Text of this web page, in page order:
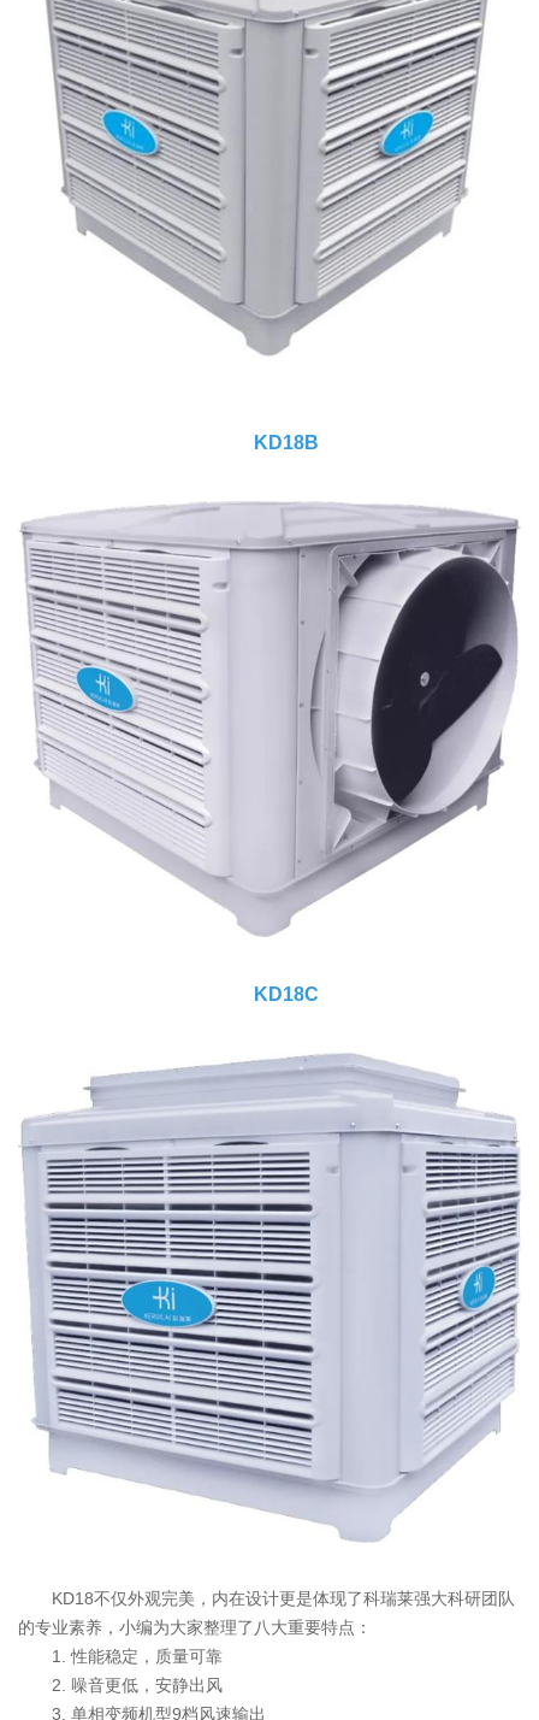
KD18B
KD18C
KD18不仅外观完美，内在设计更是体现了科瑞莱强大科研团队
的专业素养，小编为大家整理了八大重要特点：
1. 性能稳定，质量可靠
2. 噪音更低，安静出风
3. 单相变频机型9档风速输出